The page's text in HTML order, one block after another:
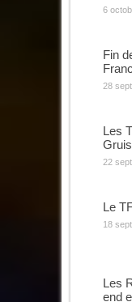
6
Fin
28
Les
22
Le
18
Les
end